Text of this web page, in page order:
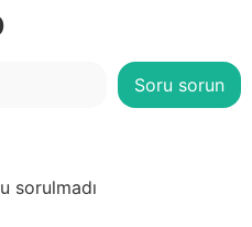
Soru sorun
sorulmadı